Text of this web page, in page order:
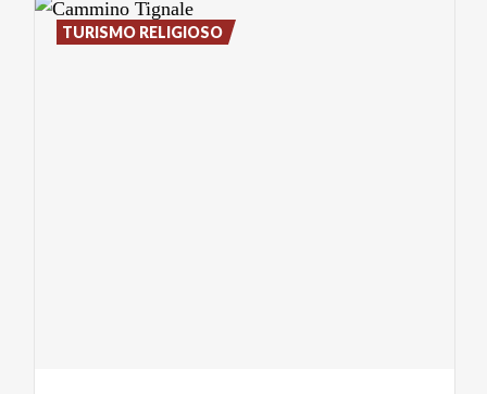
TURISMO RELIGIOSO